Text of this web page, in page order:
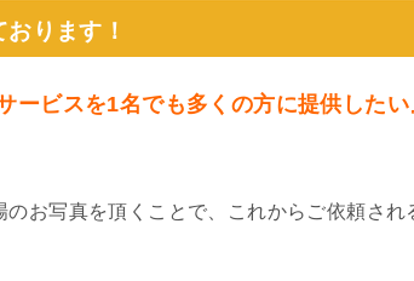
ります！
ービスを1名でも多くの方に提供したい
お写真を頂くことで、これからご依頼され